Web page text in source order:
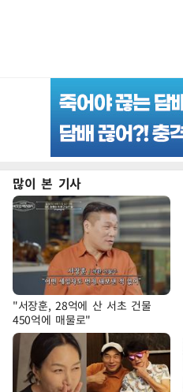
많이 본 기사
"서장훈, 28억에 산 서초 건물
450억에 매물로"